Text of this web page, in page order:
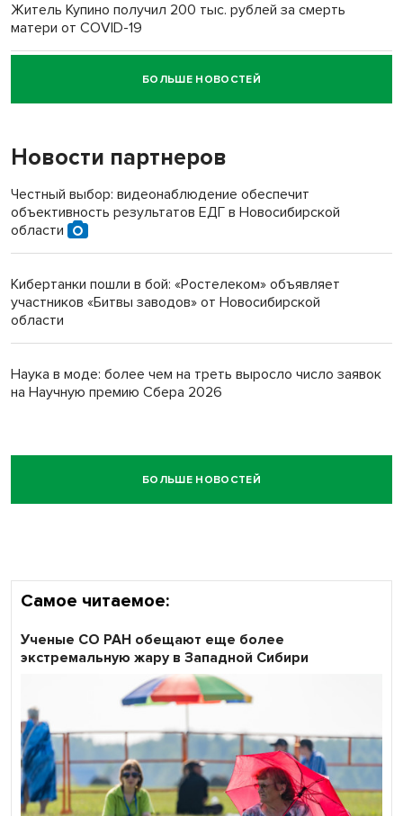
Житель Купино получил 200 тыс. рублей за смерть
матери от COVID-19
Новосибирский суд наказал водителя за смерть
пенсионерки на вокзале
БОЛЬШЕ НОВОСТЕЙ
Новости партнеров
Честный выбор: видеонаблюдение обеспечит
объективность результатов ЕДГ в Новосибирской
области
Кибертанки пошли в бой: «Ростелеком» объявляет
участников «Битвы заводов» от Новосибирской
области
Наука в моде: более чем на треть выросло число заявок
на Научную премию Сбера 2026
БОЛЬШЕ НОВОСТЕЙ
Самое читаемое:
Ученые СО РАН обещают еще более
экстремальную жару в Западной Сибири